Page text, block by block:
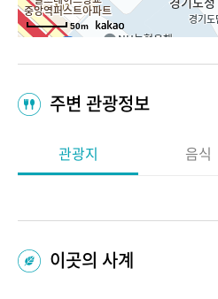
50m
주변 관광정보
관광지 음식
이곳의 사계